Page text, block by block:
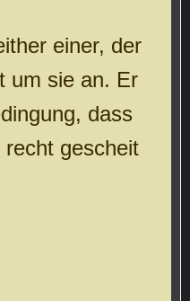
einer, der
um sie an. Er
dass
gescheit